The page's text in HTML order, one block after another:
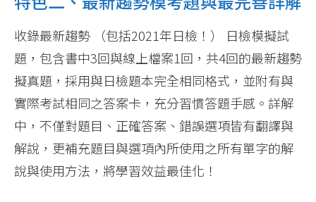
收錄最新趨勢 （包括2021年日檢！） 日檢模擬試
題，包含書中3回與線上檔案1回，共4回的最新趨勢
擬真題，採用與日檢題本完全相同格式，並附有與
實際考試相同之答案卡，充分習慣答題手感。詳解
中，不僅對題目、正確答案、錯誤選項皆有翻譯與
解說，更補充題目與選項內所使用之所有單字的解
說與使用方法，將學習效益最佳化！